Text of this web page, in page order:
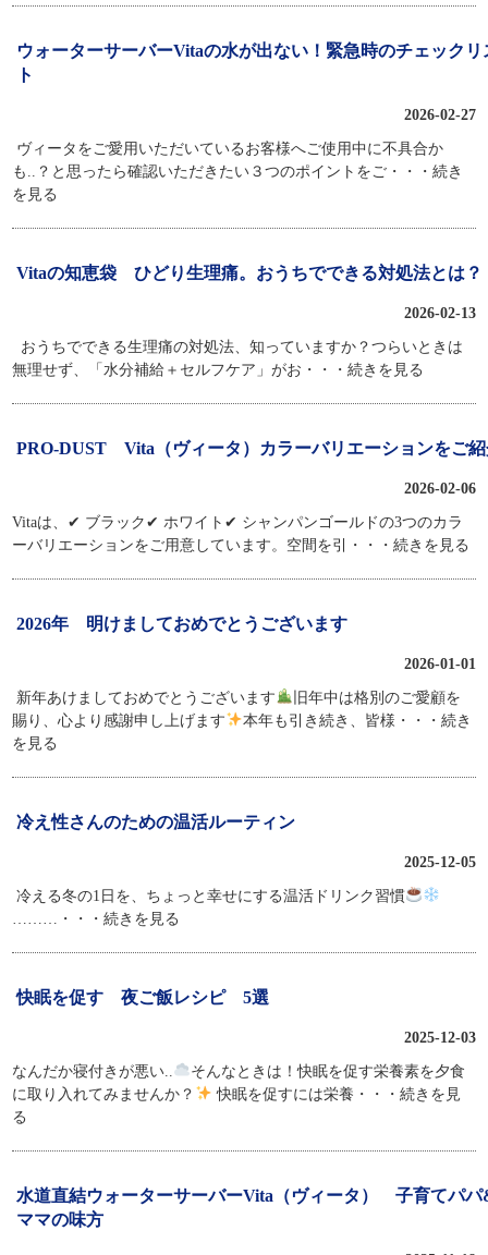
ウォーターサーバーVitaの水が出ない！緊急時のチェックリ
ト
2026-02-27
ヴィータをご愛用いただいているお客様へご使用中に不具合か
も..？と思ったら確認いただきたい３つのポイントをご ・・・続き
を見る
Vitaの知恵袋 ひどり生理痛。おうちでできる対処法とは？
2026-02-13
おうちでできる生理痛の対処法、知っていますか？つらいときは
無理せず、「水分補給＋セルフケア」がお ・・・続きを見る
PRO-DUST Vita（ヴィータ）カラーバリエーションをご
2026-02-06
Vitaは、✔︎ ブラック✔︎ ホワイト✔︎ シャンパンゴールドの3つのカラ
ーバリエーションをご用意しています。空間を引
・・・続きを見る
2026年 明けましておめでとうございます
2026-01-01
新年あけましておめでとうございます
旧年中は格別のご愛顧を
賜り、心より感謝申し上げます
本年も引き続き、皆様 ・・・続き
を見る
冷え性さんのための温活ルーティン
2025-12-05
冷える冬の1日を、ちょっと幸せにする温活ドリンク習慣
……… ・・・続きを見る
快眠を促す 夜ご飯レシピ 5選
2025-12-03
なんだか寝付きが悪い..
そんなときは！快眠を促す栄養素を夕食
に取り入れてみませんか？
快眠を促すには栄養 ・・・続きを見
る
水道直結ウォーターサーバーVita（ヴィータ） 子育てパパ
ママの味方